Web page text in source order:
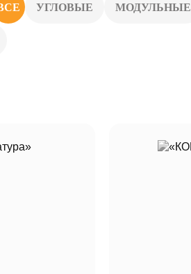
УГЛОВЫЕ МОДУЛЬНЫЕ